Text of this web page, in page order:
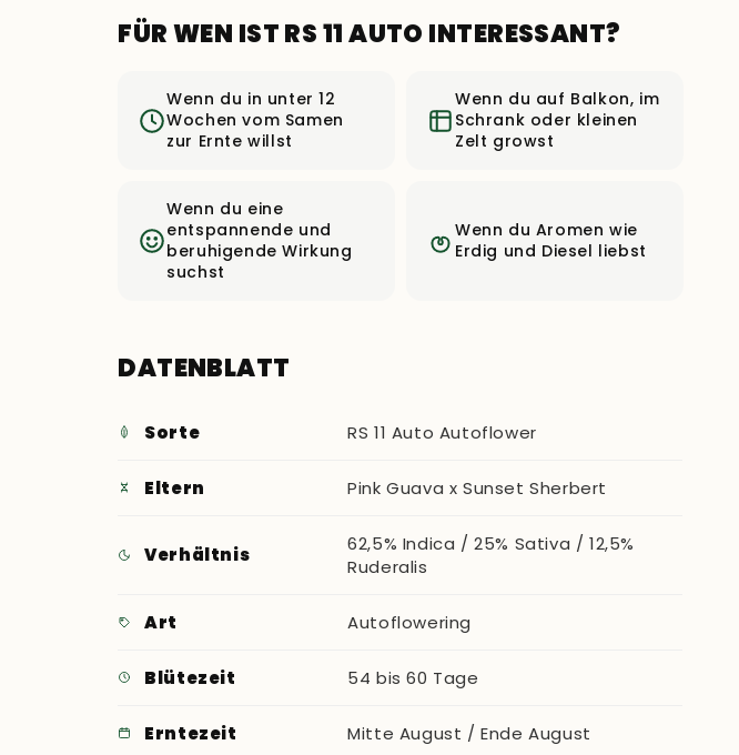
FÜR WEN IST RS 11 AUTO INTERESSANT?
Wenn du in unter 12
Wochen vom Samen
zur Ernte willst
Wenn du auf Balkon, im
Schrank oder kleinen
Zelt growst
Wenn du eine
entspannende und
beruhigende Wirkung
suchst
Wenn du Aromen wie
Erdig und Diesel liebst
DATENBLATT
Sorte RS 11 Auto Autoflower
Eltern Pink Guava x Sunset Sherbert
Verhältnis
62,5% Indica / 25% Sativa / 12,5%
Ruderalis
Art Autoflowering
Blütezeit 54 bis 60 Tage
Erntezeit Mitte August / Ende August